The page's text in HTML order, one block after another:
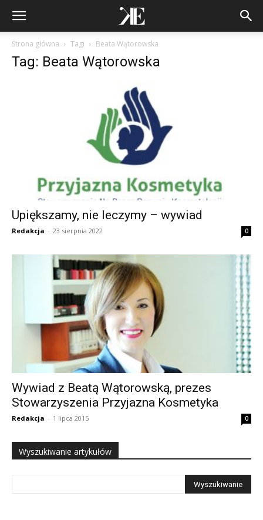
Strona główna Tagi Beata Wątorowska
Tag: Beata Wątorowska
Upiększamy, nie leczymy – wywiad
Redakcja - 23 sierpnia 2022 0
Wywiad z Beatą Wątorowską, prezes
Stowarzyszenia Przyjazna Kosmetyka
Redakcja - 1 lipca 2015 0
Wyszukiwanie artykułów